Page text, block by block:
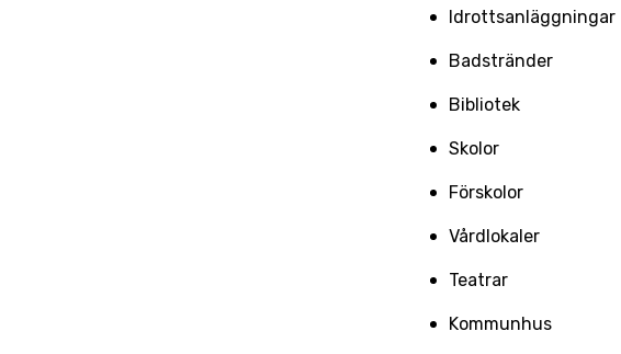
Idrottsanläggningar
Badstränder
Bibliotek
Skolor
Förskolor
Vårdlokaler
Teatrar
Kommunhus